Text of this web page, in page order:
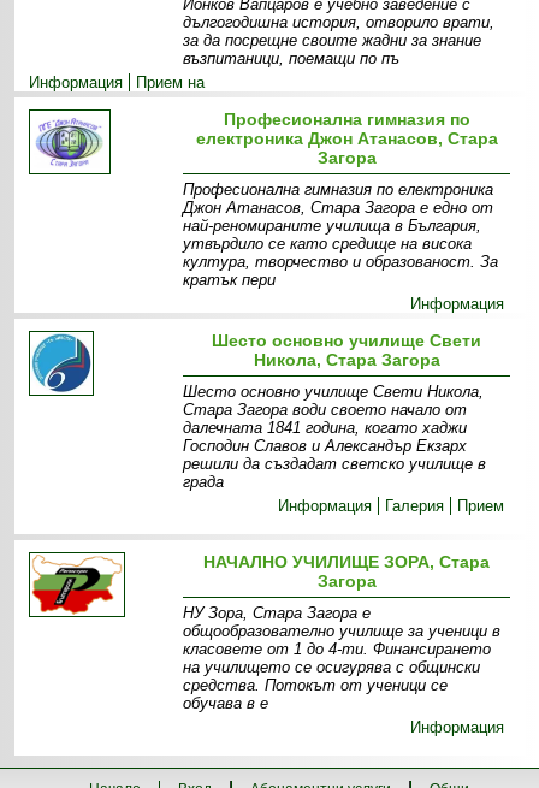
Йонков Вапцаров е учебно заведение с
дългогодишна история, отворило врати,
за да посрещне своите жадни за знание
възпитаници, поемащи по пъ
Информация
Прием на
ученици
Екип Мисия
Професионална гимназия по
електроника Джон Атанасов, Стара
Загора
Професионална гимназия по електроника
Джон Атанасов, Стара Загора е едно от
най-реномираните училища в България,
утвърдило се като средище на висока
култура, творчество и образованост. За
кратък пери
Информация
Шесто основно училище Свети
Никола, Стара Загора
Шесто основно училище Свети Никола,
Стара Загора води своето начало от
далечната 1841 година, когато хаджи
Господин Славов и Александър Екзарх
решили да създадат светско училище в
града
Информация
Галерия Прием
НАЧАЛНО УЧИЛИЩЕ ЗОРА, Стара
Загора
НУ Зора, Стара Загора е
общообразователно училище за ученици в
класовете от 1 до 4-ти. Финансирането
на училището се осигурява с общински
средства. Потокът от ученици се
обучава в е
Информация